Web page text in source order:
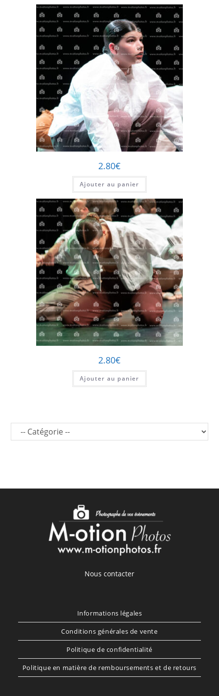
2.80€
Ajouter au panier
2.80€
Ajouter au panier
Nous contacter
Informations légales
Conditions générales de vente
Politique de confidentialité
Politique en matière de remboursements et de retours